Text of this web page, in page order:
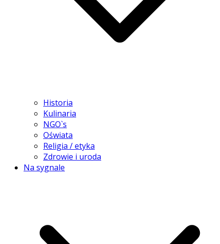
Historia
Kulinaria
NGO`s
Oświata
Religia / etyka
Zdrowie i uroda
Na sygnale